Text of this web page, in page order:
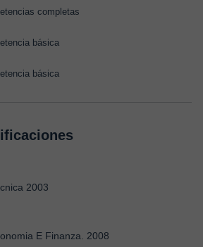
completas
básica
básica
2003
E Finanza. 2008